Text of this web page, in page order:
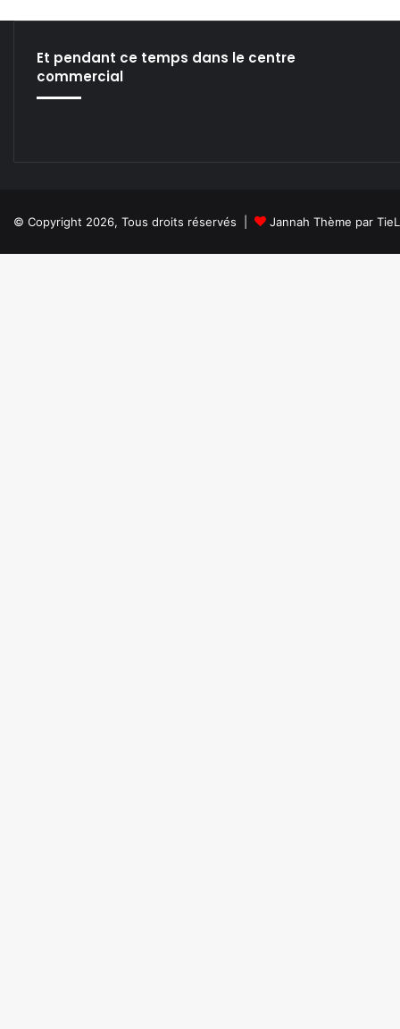
Et pendant ce temps dans le centre
commercial
© Copyright 2026, Tous droits réservés | Jannah Thème par